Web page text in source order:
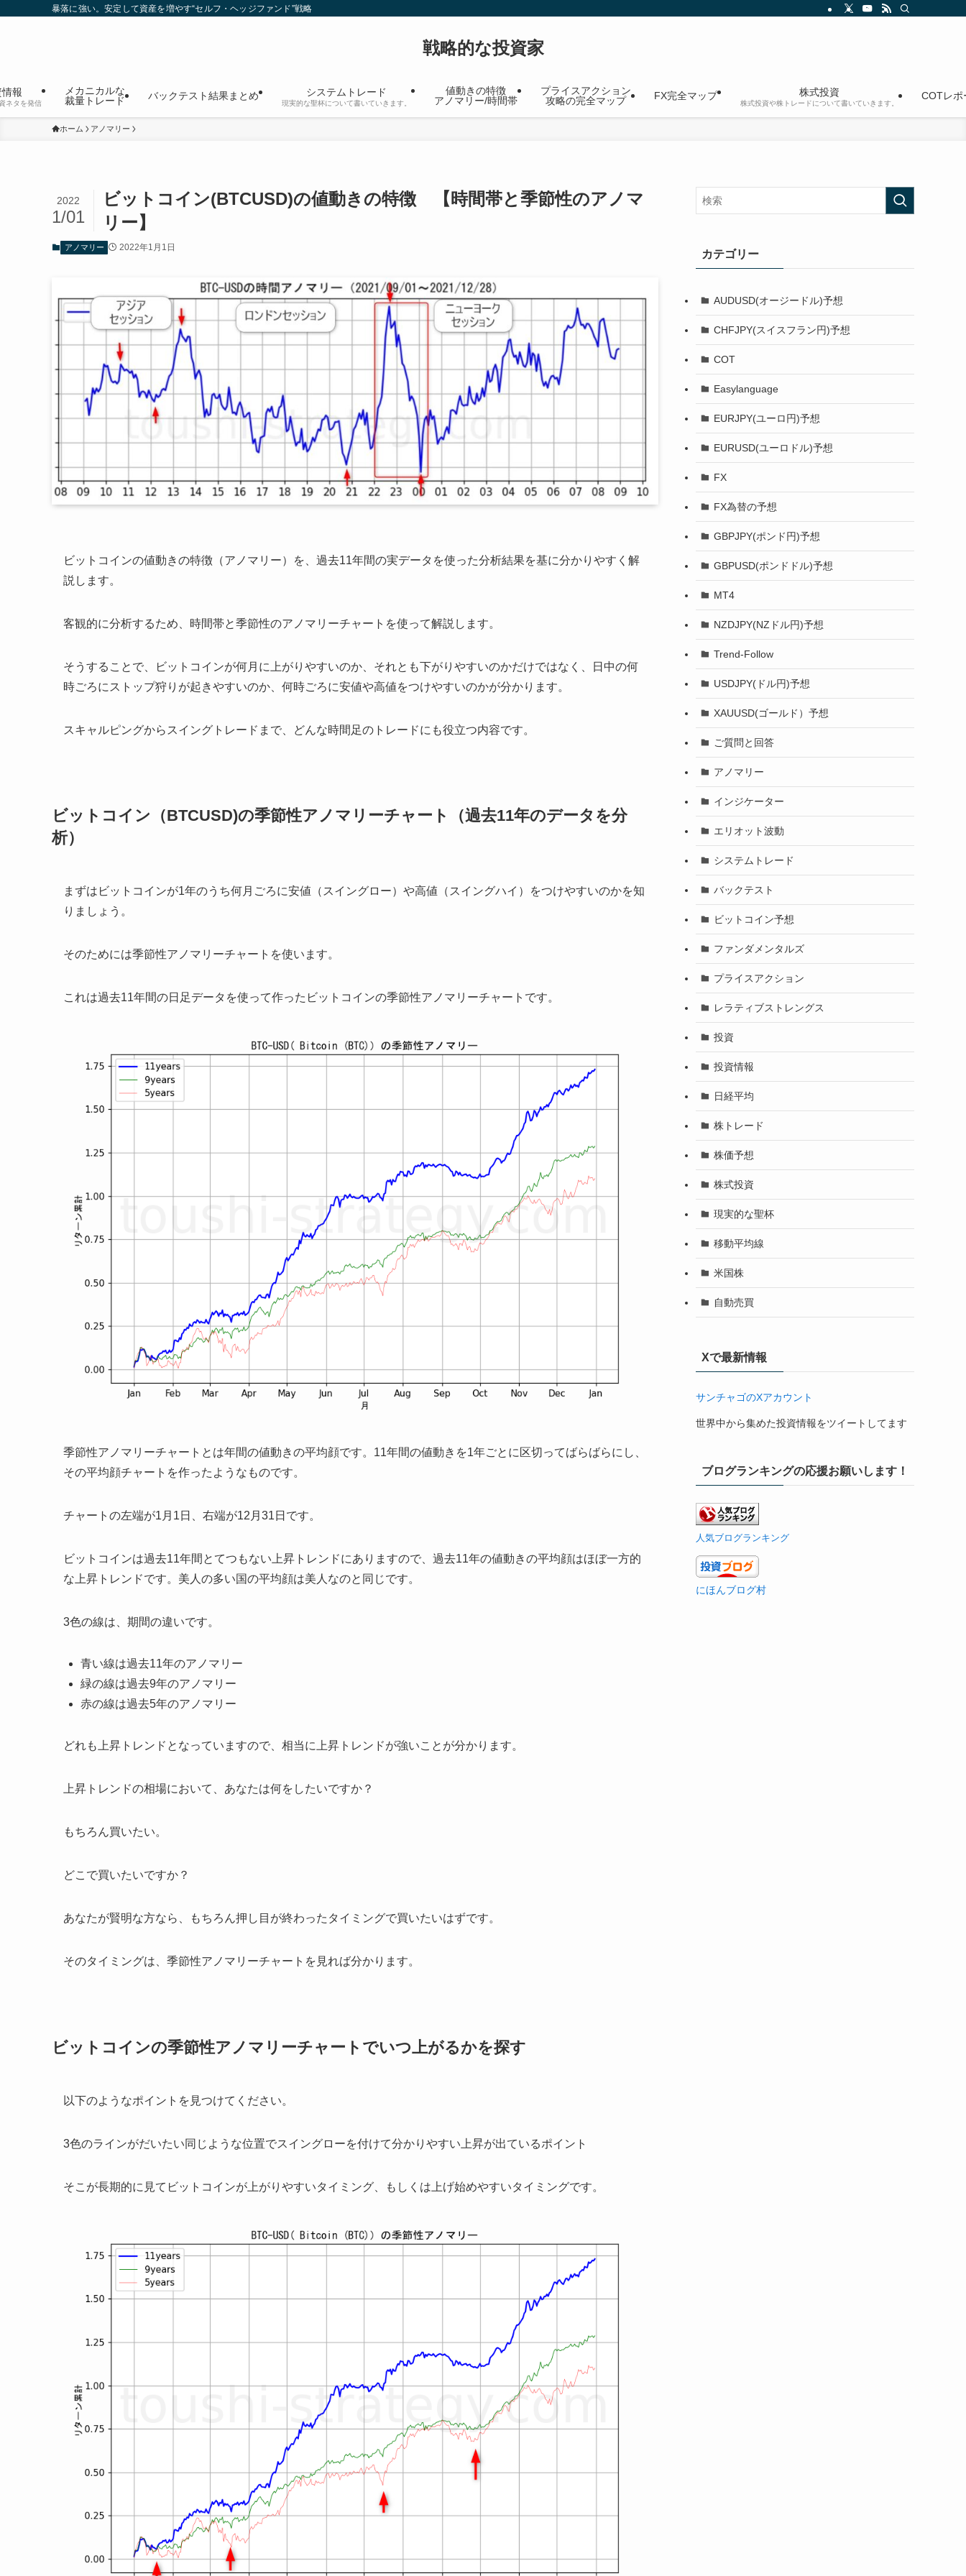
暴落に強い。安定して資産を増やす“セルフ・ヘッジファンド”戦略
戦略的な投資家
報
ネタを発信
メカニカルな
裁量トレード
バックテスト結果まとめ システムトレード
現実的な聖杯について書いていきます。
値動きの特徴
アノマリー/時間帯
プライスアクション
攻略の完全マップ
FX完全マップ 株式投資
株式投資や株トレードについて書いていきます。
COTレポ
ホーム アノマリー
ビットコイン(BTCUSD)の値動きの特徴 【時間帯と季節性のアノマ
リー】
2022
1/01
アノマリー 2022年1月1日
ビットコインの値動きの特徴（アノマリー）を、過去11年間の実データを使った分析結果を基に分かりやすく解
説します。
客観的に分析するため、時間帯と季節性のアノマリーチャートを使って解説します。
そうすることで、ビットコインが何月に上がりやすいのか、それとも下がりやすいのかだけではなく、日中の何
時ごろにストップ狩りが起きやすいのか、何時ごろに安値や高値をつけやすいのかが分かります。
スキャルピングからスイングトレードまで、どんな時間足のトレードにも役立つ内容です。
ビットコイン（BTCUSD)の季節性アノマリーチャート（過去11年のデータを分
析）
まずはビットコインが1年のうち何月ごろに安値（スイングロー）や高値（スイングハイ）をつけやすいのかを知
りましょう。
そのためには季節性アノマリーチャートを使います。
これは過去11年間の日足データを使って作ったビットコインの季節性アノマリーチャートです。
季節性アノマリーチャートとは年間の値動きの平均顔です。11年間の値動きを1年ごとに区切ってばらばらにし、
その平均顔チャートを作ったようなものです。
チャートの左端が1月1日、右端が12月31日です。
ビットコインは過去11年間とてつもない上昇トレンドにありますので、過去11年の値動きの平均顔はほぼ一方的
な上昇トレンドです。美人の多い国の平均顔は美人なのと同じです。
3色の線は、期間の違いです。
青い線は過去11年のアノマリー
緑の線は過去9年のアノマリー
赤の線は過去5年のアノマリー
どれも上昇トレンドとなっていますので、相当に上昇トレンドが強いことが分かります。
上昇トレンドの相場において、あなたは何をしたいですか？
もちろん買いたい。
どこで買いたいですか？
あなたが賢明な方なら、もちろん押し目が終わったタイミングで買いたいはずです。
そのタイミングは、季節性アノマリーチャートを見れば分かります。
ビットコインの季節性アノマリーチャートでいつ上がるかを探す
以下のようなポイントを見つけてください。
3色のラインがだいたい同じような位置でスイングローを付けて分かりやすい上昇が出ているポイント
そこが長期的に見てビットコインが上がりやすいタイミング、もしくは上げ始めやすいタイミングです。
カテゴリー
AUDUSD(オージードル)予想
CHFJPY(スイスフラン円)予想
COT
Easylanguage
EURJPY(ユーロ円)予想
EURUSD(ユーロドル)予想
FX
FX為替の予想
GBPJPY(ポンド円)予想
GBPUSD(ポンドドル)予想
MT4
NZDJPY(NZドル円)予想
Trend-Follow
USDJPY(ドル円)予想
XAUUSD(ゴールド）予想
ご質問と回答
アノマリー
インジケーター
エリオット波動
システムトレード
バックテスト
ビットコイン予想
ファンダメンタルズ
プライスアクション
レラティブストレングス
投資
投資情報
日経平均
株トレード
株価予想
株式投資
現実的な聖杯
移動平均線
米国株
自動売買
Xで最新情報
サンチャゴのXアカウント
世界中から集めた投資情報をツイートしてます
ブログランキングの応援お願いします！
人気ブログランキング
にほんブログ村